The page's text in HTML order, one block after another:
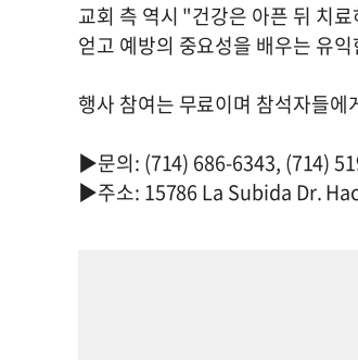
교회 측 역시 "건강은 아픈 뒤 치
얻고 예방의 중요성을 배우는 유
행사 참여는 무료이며 참석자들
▶문의: (714) 686-6343, (714)
▶주소: 15786 La Subida Dr.